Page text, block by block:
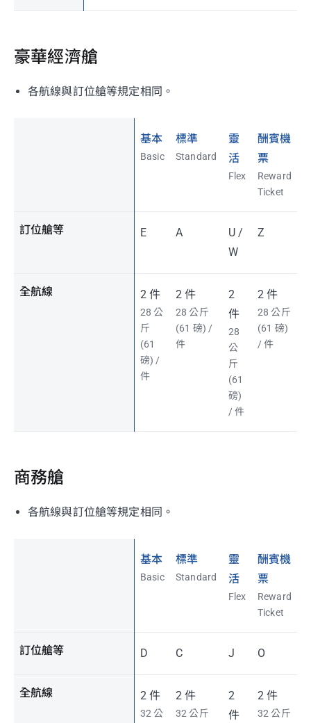
豪華經濟艙
各航線與訂位艙等規定相同。
基本
Basic
標準
Standard
靈
活
Flex
酬賓機
票
Reward
Ticket
訂位艙等 E A
U /
W
Z
全航線 2 件
28 公
斤
(61
磅) /
件
2 件
28 公斤
(61 磅) /
件
2
件
28
公
斤
(61
磅)
/ 件
2 件
28 公斤
(61 磅)
/ 件
商務艙
各航線與訂位艙等規定相同。
基本
Basic
標準
Standard
靈
活
Flex
酬賓機
票
Reward
Ticket
訂位艙等 D C J O
全航線 2 件
32 公
2 件
32 公斤
2
件
2 件
32 公斤